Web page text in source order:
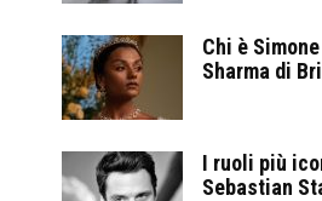
Chi è
Sharma di
I ruoli più
Sebastian